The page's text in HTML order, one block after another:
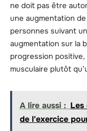
ne doit pas être
une augmentation
personnes suivant
augmentation sur la
progression
musculaire plutôt
A lire aussi : Les
de l'exercice